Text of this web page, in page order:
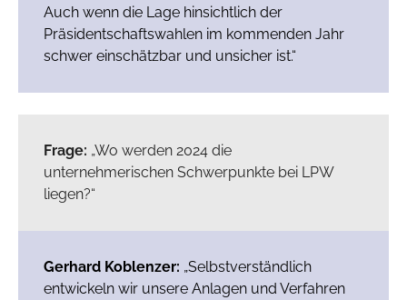
Auch wenn die Lage hinsichtlich der
Präsidentschaftswahlen im kommenden Jahr
schwer einschätzbar und unsicher ist.“
Frage: „Wo werden 2024 die
unternehmerischen Schwerpunkte bei LPW
liegen?“
Gerhard Koblenzer: „Selbstverständlich
entwickeln wir unsere Anlagen und Verfahren